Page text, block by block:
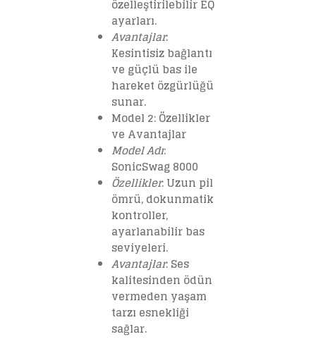
özelleştirilebilir EQ
ayarları.
Avantajlar:
Kesintisiz bağlantı
ve güçlü bas ile
hareket özgürlüğü
sunar.
Model 2: Özellikler
ve Avantajlar
Model Adı:
SonicSwag 8000
Özellikler: Uzun pil
ömrü, dokunmatik
kontroller,
ayarlanabilir bas
seviyeleri.
Avantajlar: Ses
kalitesinden ödün
vermeden yaşam
tarzı esnekliği
sağlar.